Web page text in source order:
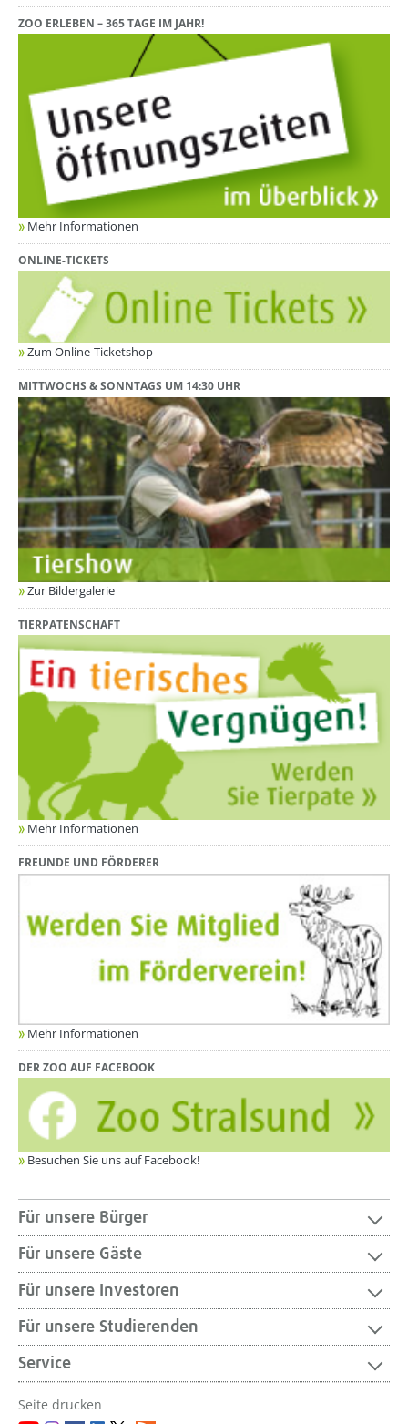
ZOO ERLEBEN – 365 TAGE IM JAHR!
Mehr Informationen
ONLINE-TICKETS
Zum Online-Ticketshop
MITTWOCHS & SONNTAGS UM 14:30 UHR
Zur Bildergalerie
TIERPATENSCHAFT
Mehr Informationen
FREUNDE UND FÖRDERER
Mehr Informationen
DER ZOO AUF FACEBOOK
Besuchen Sie uns auf Facebook!
Für unsere Bürger
Für unsere Gäste
Für unsere Investoren
Für unsere Studierenden
Service
Seite drucken